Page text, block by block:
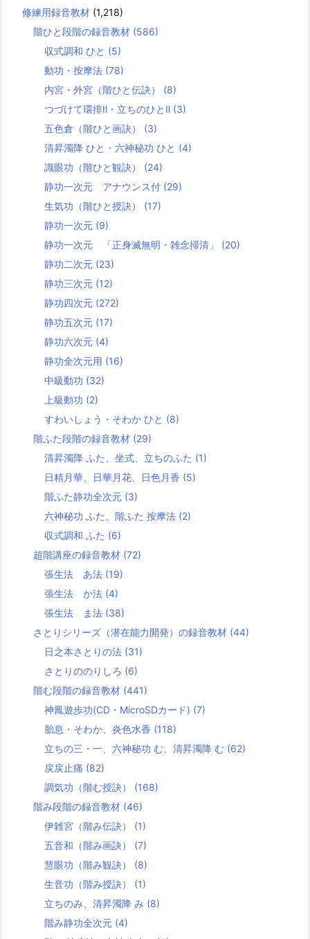
修練用録音教材 (1,218)
階ひと段階の録音教材 (586)
収式調和 ひと (5)
動功・按摩法 (78)
内宮・外宮（階ひと伝訣） (8)
つづけて環排Ⅱ・立ちのひとⅡ (3)
五色倉（階ひと画訣） (3)
清昇濁降 ひと・六神秘功 ひと (4)
識眼功（階ひと観訣） (24)
静功一次元 アナウンス付 (29)
生気功（階ひと授訣） (17)
静功一次元 (9)
静功一次元 「正身滅無明・雑念掃清」 (20)
静功二次元 (23)
静功三次元 (12)
静功四次元 (272)
静功五次元 (17)
静功六次元 (4)
静功全次元用 (16)
中級動功 (32)
上級動功 (2)
すわいしょう・そわか ひと (8)
階ふた段階の録音教材 (29)
清昇濁降 ふた、坐式、立ちのふた (1)
日精月華、日華月花、日色月香 (5)
階ふた静功全次元 (3)
六神秘功 ふた、階ふた 按摩法 (2)
収式調和 ふた (6)
超階講座の録音教材 (72)
張生法 あ法 (19)
張生法 か法 (4)
張生法 ま法 (38)
さとりシリーズ（潜在能力開発）の録音教材 (44)
日之本さとりの法 (31)
さとりののりしろ (6)
階む段階の録音教材 (441)
神鳳遊歩功(CD・MicroSDカード) (7)
胎息・そわか、炎色水香 (118)
立ちの三・一、六神秘功 む、清昇濁降 む (62)
戻戻止痛 (82)
調気功（階む授訣） (168)
階み段階の録音教材 (46)
伊雑宮（階み伝訣） (1)
五音和（階み画訣） (7)
慧眼功（階み観訣） (8)
生音功（階み授訣） (1)
立ちのみ、清昇濁降 み (8)
階み静功全次元 (4)